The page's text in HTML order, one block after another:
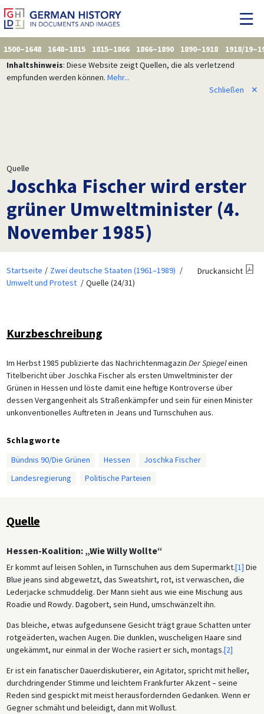
1500–1648 1648–1815 1815–1866 1866–1890 1890–1918
1918/
Inhaltshinweis: Diese Website zeigt Quellen, die als verletzend
empfunden werden können. Mehr...
Schließen
✕
Quelle
Joschka Fischer wird erster
grüner Umweltminister (4.
November 1985)
Startseite
Zwei deutsche Staaten (1961–1989)
Umwelt und Protest
Quelle (24/31)
Druckansicht
Kurzbeschreibung
Im Herbst 1985 publizierte das Nachrichtenmagazin Der Spiegeleinen
Titelbericht über Joschka Fischer als ersten Umweltminister der
Grünen in Hessen und löste damit eine heftige Kontroverse über
dessen Vergangenheit als Straßenkämpfer und sein für einen Minister
unkonventionelles Auftreten in Jeans und Turnschuhen aus.
Schlagworte
Bündnis 90/Die Grünen
Hessen
Joschka Fischer
Landesregierung
Politische Parteien
Quelle
Hessen-Koalition: „Wie Willy Wollte“
Er kommt auf leisen Sohlen, in Turnschuhen aus dem Supermarkt.[1] Die
Blue jeans sind abgewetzt, das Sweatshirt, rot, ist verwaschen, die
Lederjacke schmuddelig. Der Mann sieht aus wie eine Mischung aus
Roadie und Rowdy. Dagobert, sein Hund, umschwänzelt ihn.
Das bleiche, etwas aufgedunsene Gesicht trägt graue Schatten unter
rotgeäderten, wachen Augen. Die dunklen, wuscheligen Haare sind
ungekämmt, nur einmal in der Woche rasiert er sich, montags.[2]
Er ist ein fanatischer Dauerdiskutierer, ein Agitator, spricht mit heller,
durchdringender Stimme und leichtem Frankfurter Akzent – seine
Reden sind gespickt mit meist herausfordernden Gedanken. Wenn er
Gegner schmäht und beleidigt, dann mit Wollust.